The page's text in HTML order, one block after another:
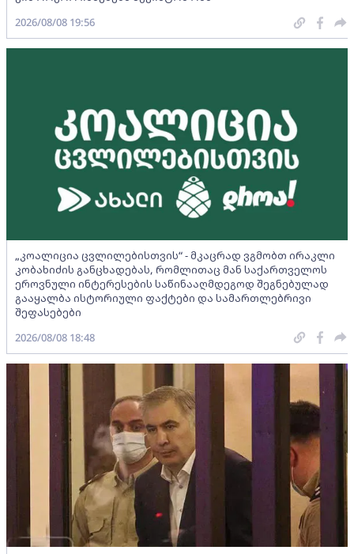
2026/08/08 19:56
„კოალიცია ცვლილებისთვის“ - მკაცრად ვგმობთ ირაკლი
კობახიძის განცხადებას, რომლითაც მან საქართველოს
ეროვნული ინტერესების საწინააღმდეგოდ შეგნებულად
გააყალბა ისტორიული ფაქტები და სამართლებრივი
შეფასებები
2026/08/08 18:48